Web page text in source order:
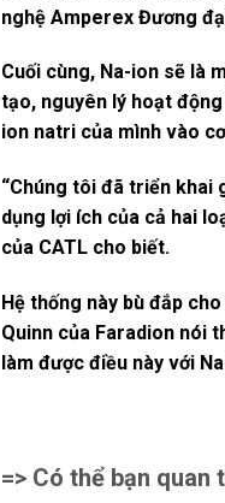
nghệ Amperex Đương
Cuối cùng, Na-ion sẽ là
tạo, nguyên lý hoạt
ion natri của mình vào
“Chúng tôi đã triển khai
dụng lợi ích của cả hai
của CATL cho biết.
Hệ thống này bù đắp
Quinn của Faradion nói
làm được điều này với
=> Có thể bạn quan